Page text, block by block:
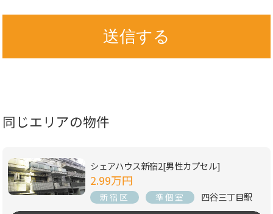
同じエリアの物件
シェアハウス新宿2[男性カプセル]
2.99万円
新宿区 準個室 四谷三丁目駅